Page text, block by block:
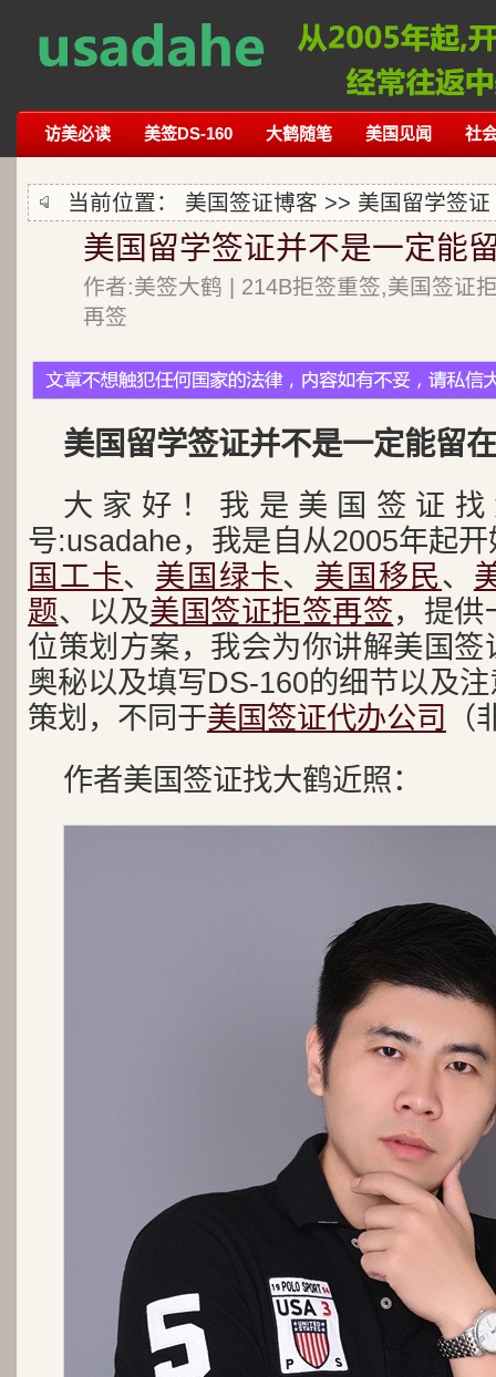
访美必读 美签DS-160 大鹤随笔 美国见闻 社
当前位置： 美国签证博客 >> 美国留学签证
美国留学签证并不是一定能
作者:美签大鹤 | 214B拒签重签,美国签证
再签
美国留学签证并不是一定能留
大家好！我是美国签证
号:usadahe，我是自从2005年起
国工卡、 美国绿卡、 美国移民、
题、以及美国签证拒签再签，提供
位策划方案，我会为你讲解美国
奥秘以及填写DS-160的细节以及
策划，不同于美国签证代办公司
作者美国签证找大鹤近照：